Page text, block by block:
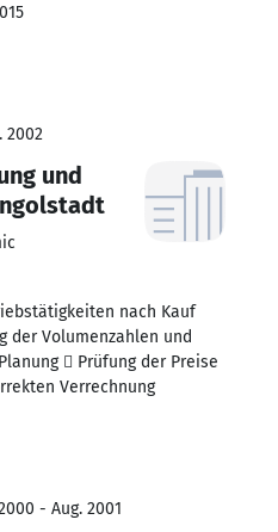
2002
und
nach Kauf
der Volumenzahlen und
 Prüfung der Preise
Verrechnung
- Aug. 2001